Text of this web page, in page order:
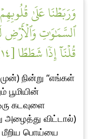
وَرَبَطۡنَا عَلَىٰ
ٱلسَّمَٰوَٰتِ وَٱلۡأَرۡضِ
قُلۡنَآ إِذٗا شَطَطًا [١٤]
நின்று “எங்கள்
கடவுளை
விட்டால்)
மீறிய பொய்யை